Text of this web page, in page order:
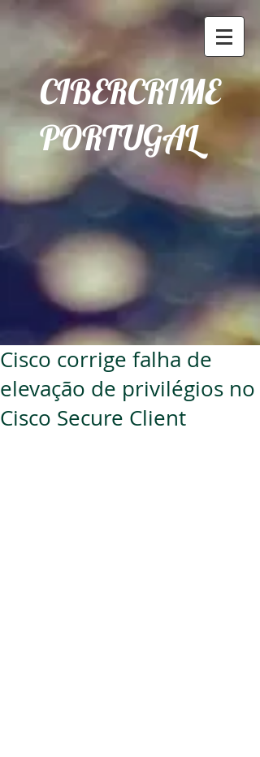
CIBERCRIME
PORTUGAL
Cisco corrige falha de
elevação de privilégios no
Cisco Secure Client